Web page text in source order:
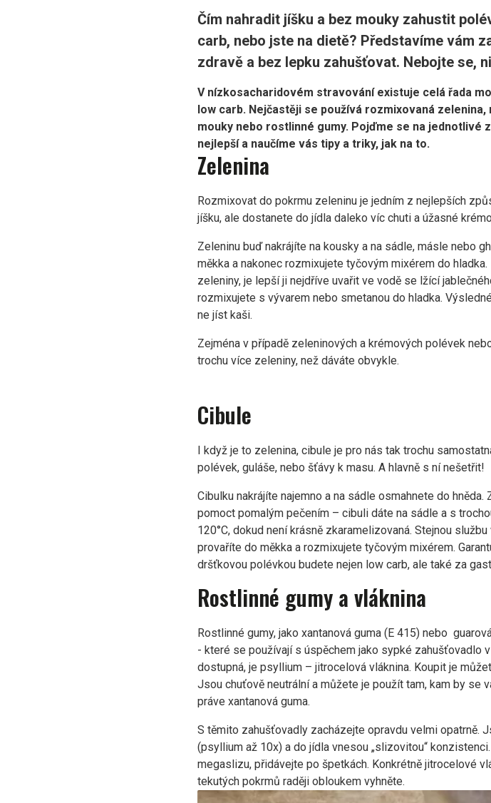
Čím nahradit jíšku a bez mouky zahustit
carb, nebo jste na dietě? Představíme vám
zdravě a bez lepku zahušťovat. Nebojte se,
V nízkosacharidovém stravování existuje celá řada
low carb. Nejčastěji se používá rozmixovaná
mouky nebo rostlinné gumy. Pojďme se na jednotlivé
nejlepší a naučíme vás tipy a triky, jak na to.
Zelenina
Rozmixovat do pokrmu zeleninu je jedním z nejlepších
jíšku, ale dostanete do jídla daleko víc chuti a úžasné
Zeleninu buď nakrájíte na kousky a na sádle, másle nebo
měkka a nakonec rozmixujete tyčovým mixérem do
zeleniny, je lepší ji nejdříve uvařit ve vodě se lžící
rozmixujete s vývarem nebo smetanou do hladka.
ne jíst kaši.
Zejména v případě zeleninových a krémových polévek
trochu více zeleniny, než dáváte obvykle.
Cibule
I když je to zelenina, cibule je pro nás tak trochu
polévek, guláše, nebo šťávy k masu. A hlavně s ní nešetřit!
Cibulku nakrájíte najemno a na sádle osmahnete do
pomoct pomalým pečením – cibuli dáte na sádle a s
120°C, dokud není krásně zkaramelizovaná. Stejnou
provaříte do měkka a rozmixujete tyčovým mixérem.
dršťkovou polévkou budete nejen low carb, ale také za
Rostlinné gumy a vláknina
Rostlinné gumy, jako xantanová guma (E 415) nebo
- které se používají s úspěchem jako sypké zahušťovadlo
dostupná, je psyllium – jitrocelová vláknina. Koupit je
Jsou chuťově neutrální a můžete je použít tam, kam by se
práve xantanová guma.
S těmito zahušťovadly zacházejte opravdu velmi opatrně.
(psyllium až 10x) a do jídla vnesou „slizovitou“
megaslizu, přidávejte po špetkách. Konkrétně jitrocelové
tekutých pokrmů raději obloukem vyhněte.